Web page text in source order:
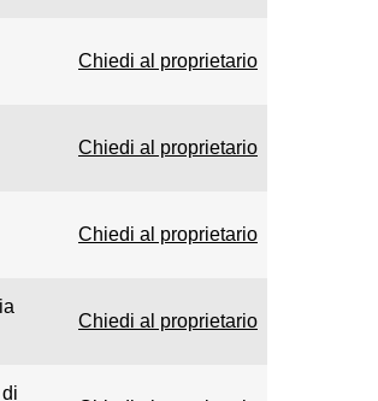
Chiedi al proprietario
Chiedi al proprietario
Chiedi al proprietario
Chiedi al proprietario